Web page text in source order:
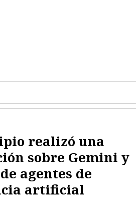
realizó una
sobre Gemini y
agentes de
artificial